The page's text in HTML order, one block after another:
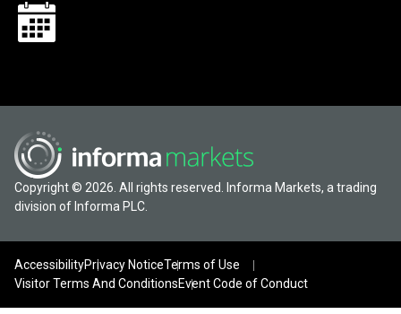
Copyright © 2026. All rights reserved. Informa Markets, a trading
division of Informa PLC.
AccessibilityPrivacy NoticeTerms of Use
Visitor Terms And ConditionsEvent Code of Conduct